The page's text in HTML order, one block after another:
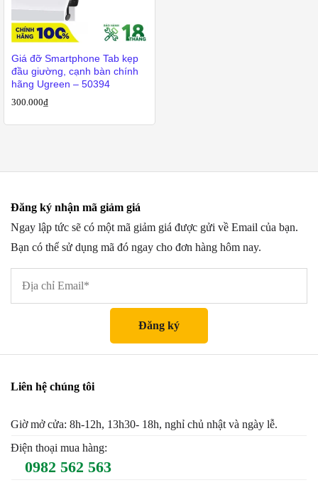
Giá đỡ Smartphone Tab kẹp
đầu giường, cạnh bàn chính
hãng Ugreen – 50394
300.000₫
Đăng ký nhận mã giảm giá
Ngay lập tức sẽ có một mã giảm giá được gửi về Email của bạn.
Bạn có thể sử dụng mã đó ngay cho đơn hàng hôm nay.
Liên hệ chúng tôi
Giờ mở cửa: 8h-12h, 13h30- 18h, nghỉ chủ nhật và ngày lễ.
Điện thoại mua hàng:
0982 562 563